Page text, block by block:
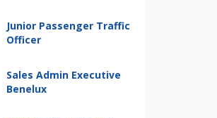
Junior Passenger Traffic
Officer
Sales Admin Executive
Benelux